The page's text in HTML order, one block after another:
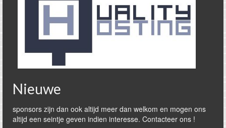
Nieuwe
sponsors zijn dan ook altijd meer dan welkom en mogen ons
altijd een seintje geven indien interesse. Contacteer ons !